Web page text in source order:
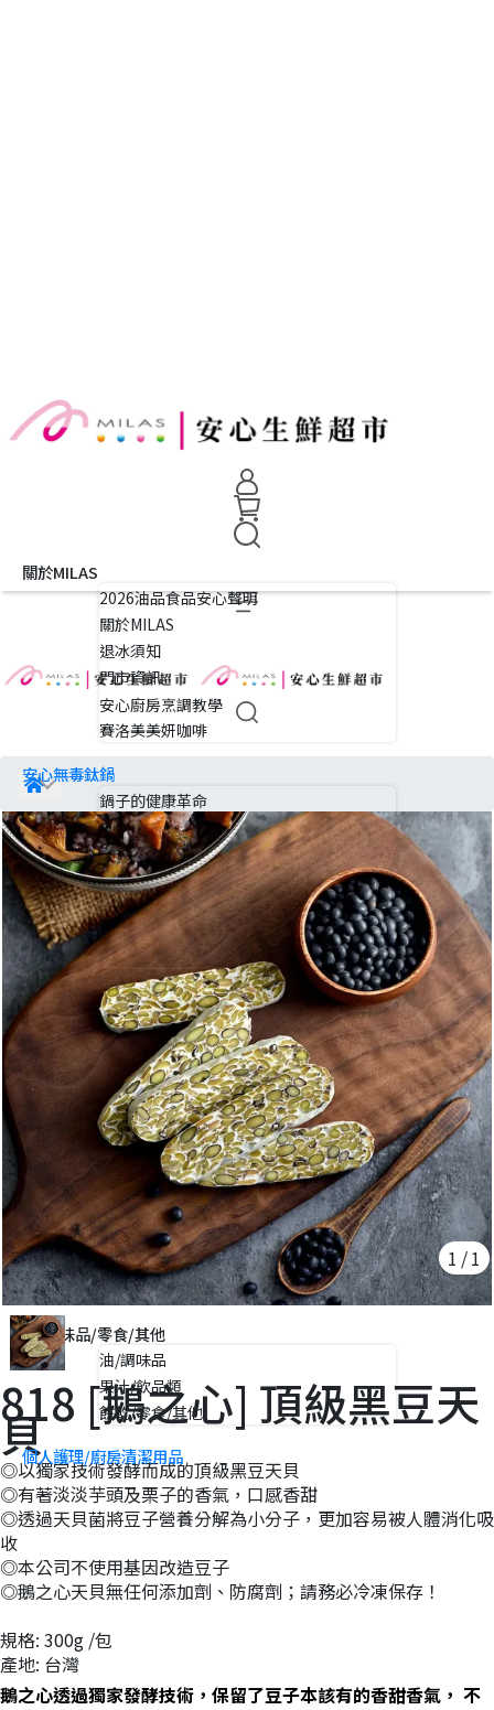
關於MILAS
2026油品食品安心聲明
關於MILAS
退冰須知
門市資訊
安心廚房烹調教學
賽洛美美妍咖啡
安心無毒鈦鍋
鍋子的健康革命
鈦系列用品
禮盒
安心肉品
豬肉類
牛羊類
雞鴨類
海鮮水產
魚肉類
蝦/海鮮類
冷凍熟食/主食
粽/丸/麵食類/主食
水餃類
蛋/乳製品/素食/蔬食
蛋/乳製品/素食食品
蔬果類
油/調味品/零食/其他
油/調味品
果汁/飲品類
餅乾/零食/其他
個人護理/廚房清潔用品
1 /1
818 [鵝之心] 頂級黑豆天
貝
◎以獨家技術發酵而成的頂級黑豆天貝
◎有著淡淡芋頭及栗子的香氣，口感香甜
◎透過天貝菌將豆子營養分解為小分子，更加容易被人體消化吸
收
◎本公司不使用基因改造豆子
◎鵝之心天貝無任何添加劑、防腐劑；請務必冷凍保存！
規格: 300g /包
產地: 台灣
鵝之心透過獨家發酵技術，保留了豆子本該有的香甜香氣， 不